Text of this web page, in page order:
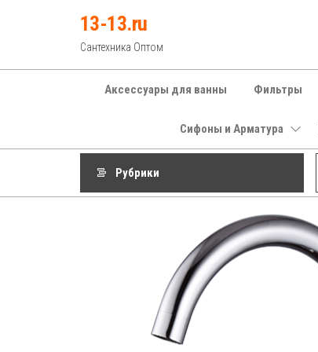
13-13.ru
Сантехника Оптом
Аксессуары для ванны Фильтры
Сифоны и Арматура
Рубрики